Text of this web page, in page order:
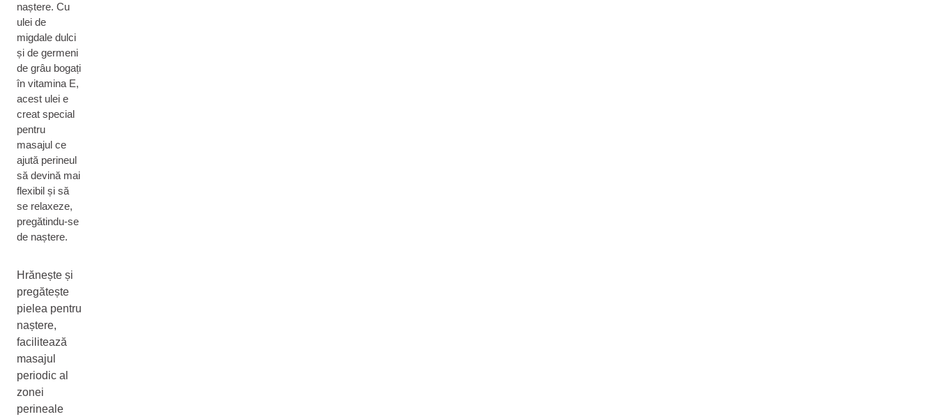
naștere. Cu
ulei de
migdale dulci
și de germeni
de grâu bogați
în vitamina E,
acest ulei e
creat special
pentru
masajul ce
ajută perineul
să devină mai
flexibil și să
se relaxeze,
pregătindu-se
de naștere.
Hrănește și
pregătește
pielea pentru
naștere,
facilitează
masajul
periodic al
zonei
perineale